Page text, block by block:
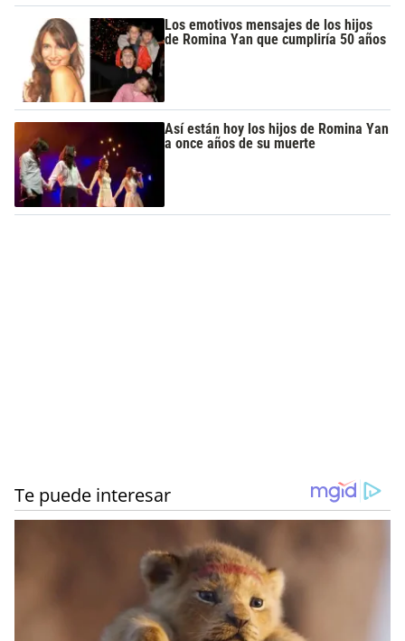
Los emotivos mensajes de los hijos
de Romina Yan que cumpliría 50 años
Así están hoy los hijos de Romina Yan
a once años de su muerte